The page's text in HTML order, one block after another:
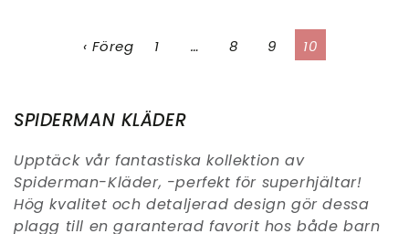
‹ Föreg 1 … 8 9 10
SAMLING:
SPIDERMAN KLÄDER
Upptäck vår fantastiska kollektion av
Spiderman-Kläder, -perfekt för superhjältar!
Hög kvalitet och detaljerad design gör dessa
plagg till en garanterad favorit hos både barn